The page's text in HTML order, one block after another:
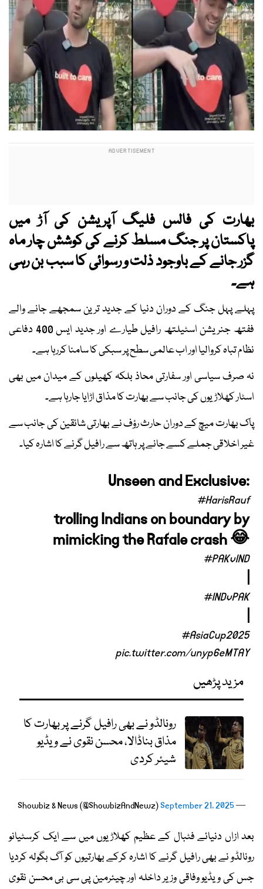
بھارت کی فالس فلیگ آپریشن کی آڑ میں
پاکستان پر جنگ مسلط کرنے کی کوشش چار ماہ
گزر جانے کے باوجود ذلت و رسوائی کا سبب بن رہی
ہے۔
پہلے پہل جنگ کے دوران دنیا کے جدید ترین سمجھے جانے والے
ففتھ جنریشن اسٹیلتھ رافیل طیارے اور جدید ایس 400 دفاعی
نظام تباہ کروالیا اور اب عالمی سطح پر سبکی کا سامنا کررہا ہے۔
نہ صرف سیاسی اور سفارتی محاذ بلکہ کھیلوں کے میدان میں بھی
اسٹار کھلاڑیوں کی جانب سے بھارت کا مذاق اڑایا جارہا ہے۔
پاک بھارت میچ کے دوران حارث رؤف نے بھارتی شائقین کی جانب سے
غیر اخلاقی جملے کسے جانے پر ہاتھ سے رافیل گرنے کا اشارہ کیا۔
Unseen and Exclusive:
#HarisRauf
trolling Indians on boundary by
mimicking the Rafale crash 😂
#PAKvIND
#INDvPAK
#AsiaCup2025
pic.twitter.com/unyp6eMTAY
مزید پڑھیں
رونالڈو نے بھی رافیل گرنے پر بھارت کا
مذاق بناڈالا، محسن نقوی نے ویڈیو
شیئر کردی
— Showbiz & News (@ShowbizAndNewz)
September 21, 2025
بعد ازاں دنیائے فٹبال کے عظیم کھلاڑیوں میں سے ایک کرسٹیانو
رونالڈو نے بھی رافیل گرنے کا اشارہ کرکے بھارتیوں کو آگ بگولہ کردیا
جس کی ویڈیو وفاقی وزیر داخلہ اور چیئرمین پی سی بی محسن نقوی